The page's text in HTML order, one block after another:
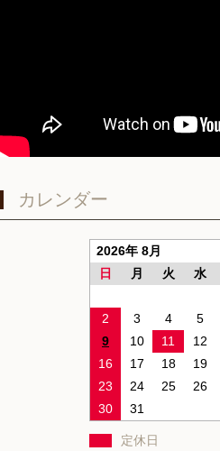
カレンダー
2026年 8月
日
月 火 水
2
3 4 5
9
10 11 12
16
17 18 19
23
24 25 26
30
31
定休日